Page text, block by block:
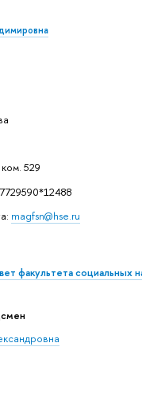
529
magfsn@hse.ru
факультета социальных